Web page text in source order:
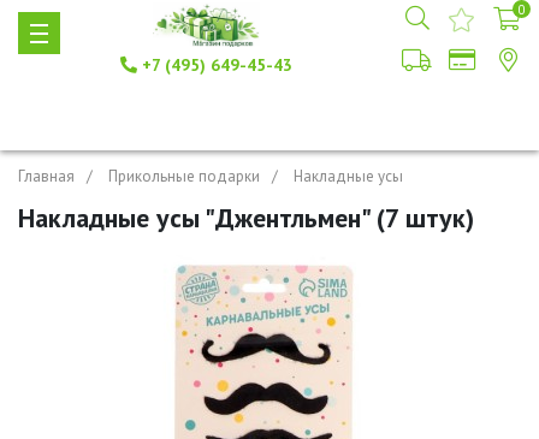
+7 (495) 649-45-43
0
Главная Прикольные подарки Накладные усы
Накладные усы "Джентльмен" (7 штук)